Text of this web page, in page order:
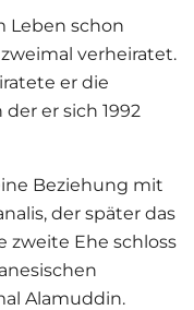
Leben schon
verheiratet.
er die
er sich 1992
Beziehung mit
der später das
zweite Ehe schloss
Alamuddin.